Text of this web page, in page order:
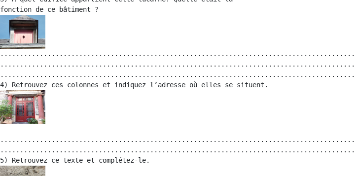
..........................................................................................
..........................................................................................
..........................................................................................
..........................................................................................
..........................................................................................